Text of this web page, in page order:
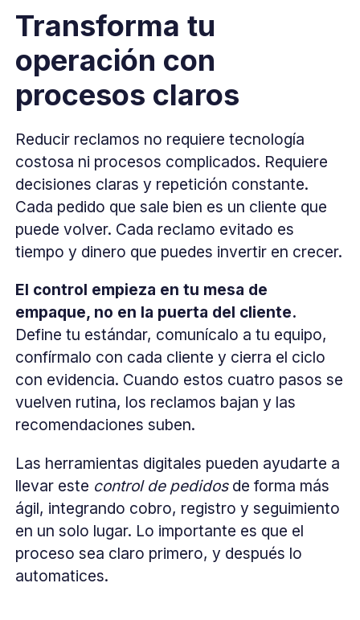
Transforma tu
operación con
procesos claros
Reducir reclamos no requiere tecnología
costosa ni procesos complicados. Requiere
decisiones claras y repetición constante.
Cada pedido que sale bien es un cliente que
puede volver. Cada reclamo evitado es
tiempo y dinero que puedes invertir en crecer.
El control empieza en tu mesa de
empaque, no en la puerta del cliente.
Define tu estándar, comunícalo a tu equipo,
confírmalo con cada cliente y cierra el ciclo
con evidencia. Cuando estos cuatro pasos se
vuelven rutina, los reclamos bajan y las
recomendaciones suben.
Las herramientas digitales pueden ayudarte a
llevar este control de pedidosde forma más
ágil, integrando cobro, registro y seguimiento
en un solo lugar. Lo importante es que el
proceso sea claro primero, y después lo
automatices.